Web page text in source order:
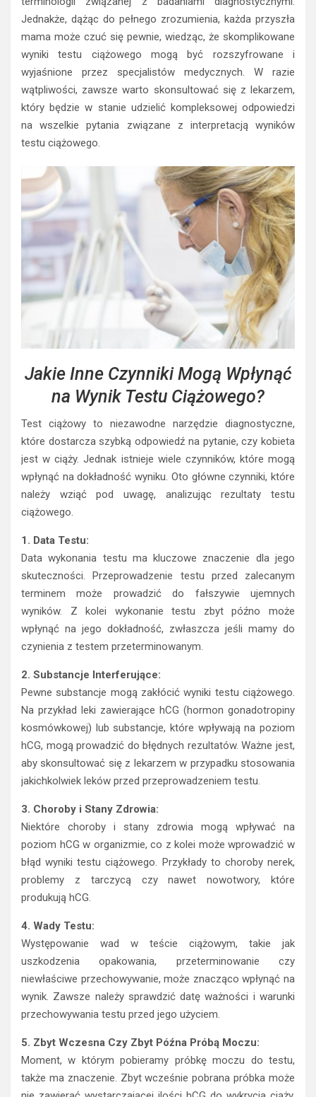
Jednakże, dążąc do pełnego zrozumienia, każda przyszła
mama może czuć się pewnie, wiedząc, że skomplikowane
wyniki testu ciążowego mogą być rozszyfrowane i
wyjaśnione przez specjalistów medycznych. W razie
wątpliwości, zawsze warto skonsultować się z lekarzem,
który będzie w stanie udzielić kompleksowej odpowiedzi
na wszelkie pytania związane z interpretacją wyników
testu ciążowego.
Jakie Inne Czynniki Mogą Wpłynąć
na Wynik Testu Ciążowego?
Test ciążowy to niezawodne narzędzie diagnostyczne,
które dostarcza szybką odpowiedź na pytanie, czy kobieta
jest w ciąży. Jednak istnieje wiele czynników, które mogą
wpłynąć na dokładność wyniku. Oto główne czynniki, które
należy wziąć pod uwagę, analizując rezultaty testu
ciążowego.
1. Data Testu:
Data wykonania testu ma kluczowe znaczenie dla jego
skuteczności. Przeprowadzenie testu przed zalecanym
terminem może prowadzić do fałszywie ujemnych
wyników. Z kolei wykonanie testu zbyt późno może
wpłynąć na jego dokładność, zwłaszcza jeśli mamy do
czynienia z testem przeterminowanym.
2. Substancje Interferujące:
Pewne substancje mogą zakłócić wyniki testu ciążowego.
Na przykład leki zawierające hCG (hormon gonadotropiny
kosmówkowej) lub substancje, które wpływają na poziom
hCG, mogą prowadzić do błędnych rezultatów. Ważne jest,
aby skonsultować się z lekarzem w przypadku stosowania
jakichkolwiek leków przed przeprowadzeniem testu.
3. Choroby i Stany Zdrowia:
Niektóre choroby i stany zdrowia mogą wpływać na
poziom hCG w organizmie, co z kolei może wprowadzić w
błąd wyniki testu ciążowego. Przykłady to choroby nerek,
problemy z tarczycą czy nawet nowotwory, które
produkują hCG.
4. Wady Testu:
Występowanie wad w teście ciążowym, takie jak
uszkodzenia opakowania, przeterminowanie czy
niewłaściwe przechowywanie, może znacząco wpłynąć na
wynik. Zawsze należy sprawdzić datę ważności i warunki
przechowywania testu przed jego użyciem.
5. Zbyt Wczesna Czy Zbyt Późna Próbą Moczu:
Moment, w którym pobieramy próbkę moczu do testu,
także ma znaczenie. Zbyt wcześnie pobrana próbka może